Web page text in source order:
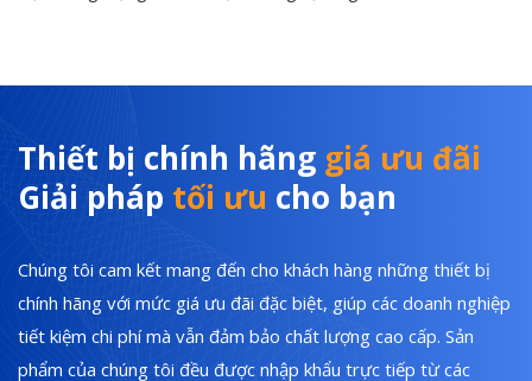
Thiết bị chính hãng giá ưu đãi
Giải pháp tối ưu cho bạn
Chúng tôi cam kết mang đến cho khách hàng những thiết bị
chính hãng với mức giá ưu đãi đặc biệt, giúp các doanh nghiệp
tiết kiệm chi phí mà vẫn đảm bảo chất lượng cao cấp. Sản
phẩm của chúng tôi đều được nhập khẩu trực tiếp từ các